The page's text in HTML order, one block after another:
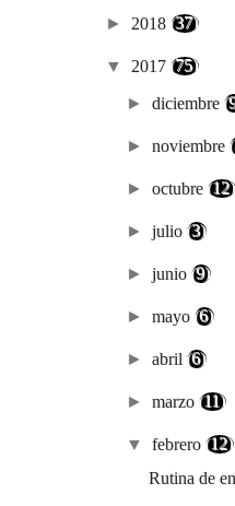
► 2018 (37)
▼ 2017 (75)
►diciembre
►noviembre
►octubre (12)
►julio(3)
►junio(9)
►mayo(6)
►abril(6)
►marzo(11)
▼febrero (12)
Rutina de